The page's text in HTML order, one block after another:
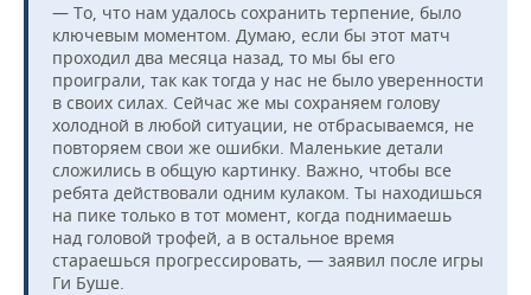
— То, что нам удалось сохранить терпение, было
ключевым моментом. Думаю, если бы этот матч
проходил два месяца назад, то мы бы его
проиграли, так как тогда у нас не было уверенности
в своих силах. Сейчас же мы сохраняем голову
холодной в любой ситуации, не отбрасываемся, не
повторяем свои же ошибки. Маленькие детали
сложились в общую картинку. Важно, чтобы все
ребята действовали одним кулаком. Ты находишься
на пике только в тот момент, когда поднимаешь
над головой трофей, а в остальное время
стараешься прогрессировать, — заявил после игры
Ги Буше.